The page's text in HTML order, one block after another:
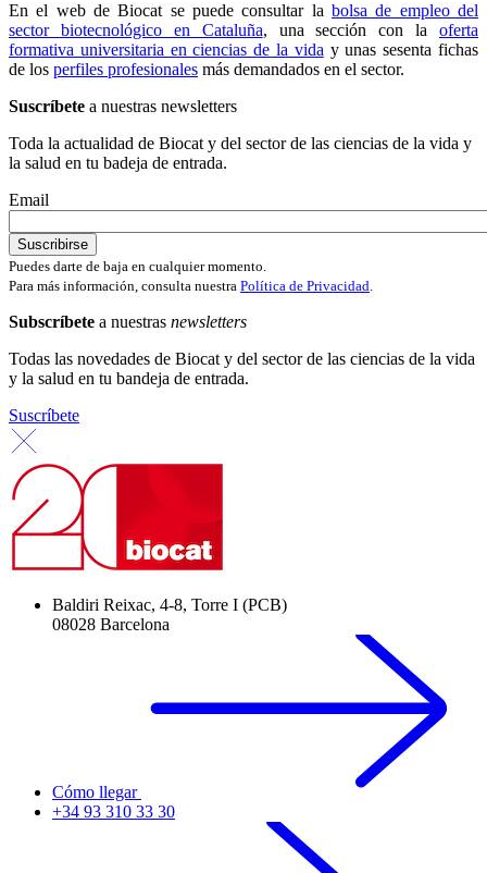
En el web de Biocat se puede consultar la bolsa de empleo del
sector biotecnológico en Cataluña, una sección con la oferta
formativa universitaria en ciencias de la viday unas sesenta fichas
de los perfiles profesionales más demandados en el sector.
Suscríbete a nuestras newsletters
Toda la actualidad de Biocat y del sector de las ciencias de la vida y
la salud en tu badeja de entrada.
Email
Puedes darte de baja en cualquier momento.
Para más información, consulta nuestra Política de Privacidad.
Subscríbete a nuestras newsletters
Todas las novedades de Biocat y del sector de las ciencias de la vida
y la salud en tu bandeja de entrada.
Suscríbete
Baldiri Reixac, 4-8, Torre I (PCB)
08028 Barcelona
Cómo llegar
+34 93 310 33 30